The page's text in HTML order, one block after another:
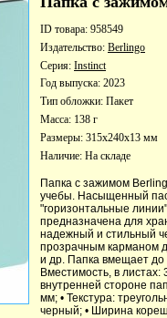
ID товара: 958549
Издательство: Berlingo
Серия: Instinct
Год выпуска: 2023
Тип обложки: Пакет
Масса: 138 г
Размеры: 315x240x13 мм
Наличие: На складе
Папка с зажимом
учебы. Насыщенный
"горизонтальные
предназначена для
надежный и стильный
прозрачным карманом
и др. Папка вмещает до
Вместимость, в
внутренней стороне
мм; • Текстура:
черный; • Ширина